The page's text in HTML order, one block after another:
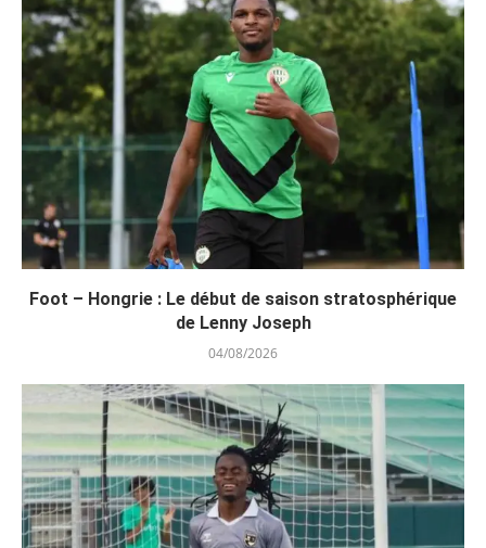
Foot – Hongrie : Le début de saison stratosphérique
de Lenny Joseph
04/08/2026